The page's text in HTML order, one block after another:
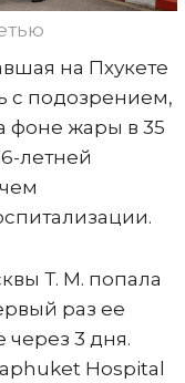
на Пхукете
с подозрением,
фоне жары в 35
летней
Т. М. попала
раз ее
через 3 дня.
Hospital